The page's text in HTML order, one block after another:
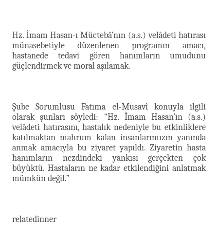
Hz. İmam Hasan-ı Müctebâ’nın (a.s.) velâdeti hatırası
münasebetiyle düzenlenen programın amacı,
hastanede tedavi gören hanımların umudunu
güçlendirmek ve moral aşılamak.
Şube Sorumlusu Fatıma el-Musavî konuyla ilgili
olarak şunları söyledi: “Hz. İmam Hasan’ın (a.s.)
velâdeti hatırasını, hastalık nedeniyle bu etkinliklere
katılmaktan mahrum kalan insanlarımızın yanında
anmak amacıyla bu ziyaret yapıldı. Ziyaretin hasta
hanımların nezdindeki yankısı gerçekten çok
büyüktü. Hastaların ne kadar etkilendiğini anlatmak
mümkün değil.”
relatedinner